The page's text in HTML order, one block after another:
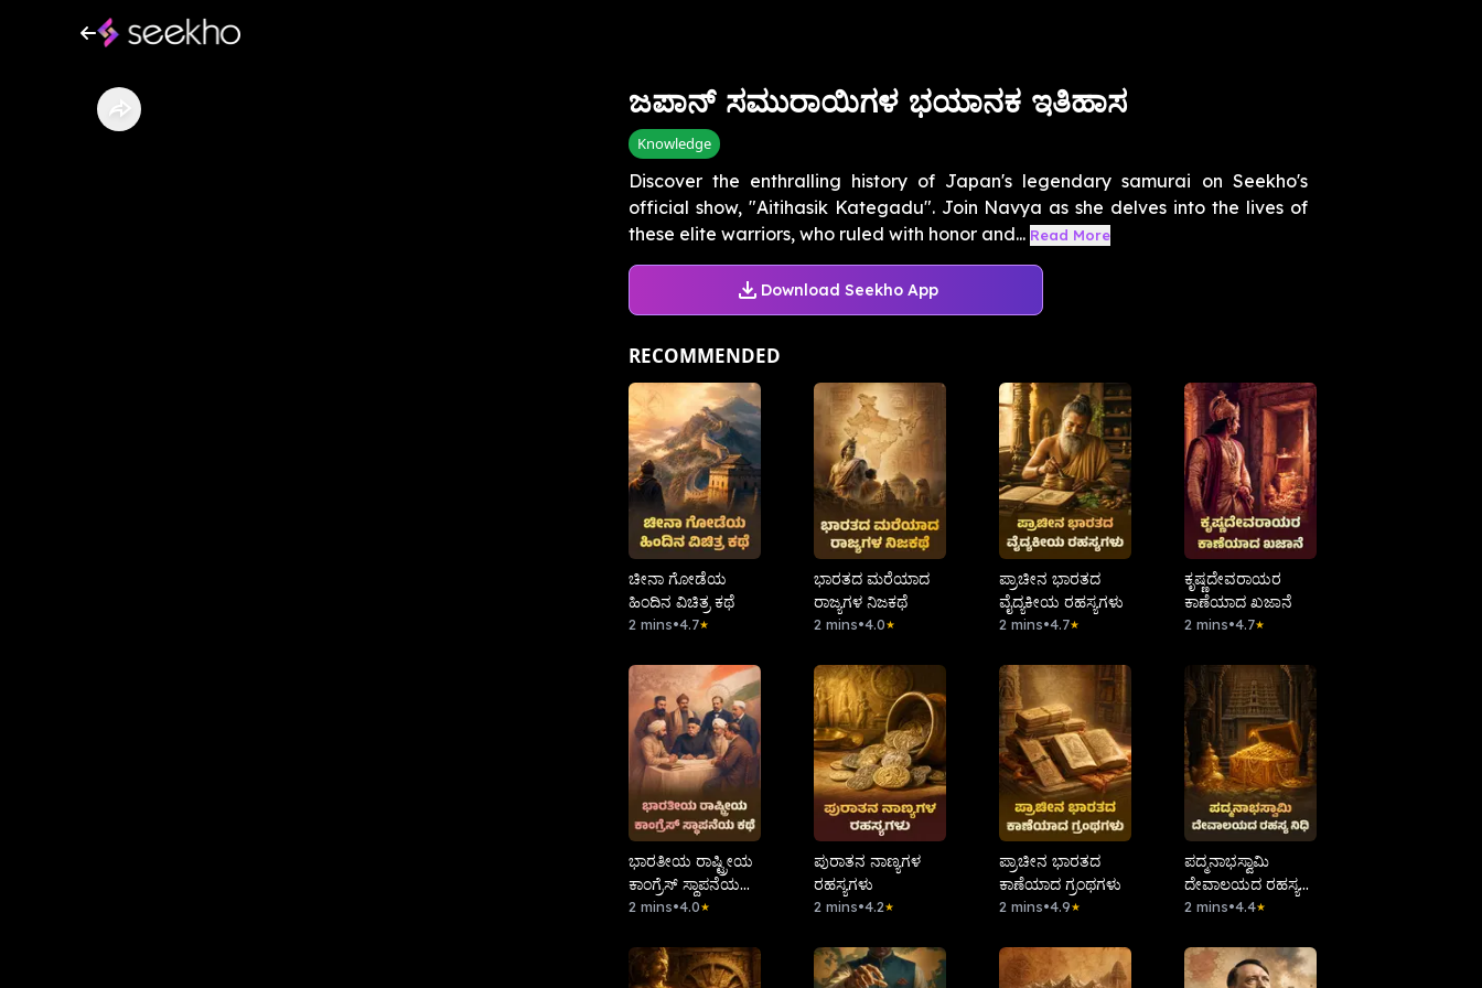
ಜಪಾನ್ ಸಮುರಾಯಿಗಳ ಭಯಾನಕ ಇತಿಹಾಸ
Knowledge
Discover the enthralling history of Japan's legendary samurai on Seekho's
official show, "Aitihasik Kategadu". Join Navya as she delves into the lives of
these elite warriors, who ruled with honor and... Read More
Download Seekho App
RECOMMENDED
ಚೀನಾ ಗೋಡೆಯ
ಹಿಂದಿನ ವಿಚಿತ್ರ ಕಥೆ
2 mins•4.7★
ಭಾರತದ ಮರೆಯಾದ
ರಾಜ್ಯಗಳ ನಿಜಕಥೆ
2 mins•4.0★
ಪ್ರಾಚೀನ ಭಾರತದ
ವೈದ್ಯಕೀಯ ರಹಸ್ಯಗಳು
2 mins•4.7★
ಕೃಷ್ಣದೇವರಾಯರ
ಕಾಣೆಯಾದ ಖಜಾನೆ
2 mins•4.7★
ಭಾರತೀಯ ರಾಷ್ಟ್ರೀಯ
ಕಾಂಗ್ರೆಸ್ ಸ್ಥಾಪನೆಯ
ಕಥೆ
2 mins•4.0★
ಪುರಾತನ ನಾಣ್ಯಗಳ
ರಹಸ್ಯಗಳು
2 mins•4.2★
ಪ್ರಾಚೀನ ಭಾರತದ
ಕಾಣೆಯಾದ ಗ್ರಂಥಗಳು
2 mins•4.9★
ಪದ್ಮನಾಭಸ್ವಾಮಿ
ದೇವಾಲಯದ ರಹಸ್ಯ
ನಿಧಿ
2 mins•4.4★